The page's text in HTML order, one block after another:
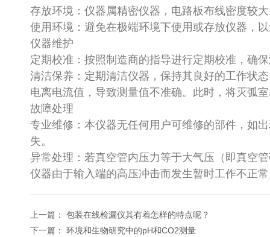
存放环境：仪器属精密仪器，电路板布线密度较
使用环境：避免在极端环境下使用或存放仪器
仪器维护
定期校准：按照制造商的指导进行定期校准，确
清洁保养：定期清洁仪器，保持其良好的工作状
电离电流值，导致测量值不准确。此时，将灭弧
故障处理
专业维修：本仪器无任何用户可维修的部件，如
失。
异常处理：若真空管内压力等于大气压（即真空
仪器由于输入端的高压冲击而发生暂时工作不正
上一篇： 包装在线检漏仪其有着怎样的特点呢？
下一篇： 环境和生物研究中的pH和CO2测量